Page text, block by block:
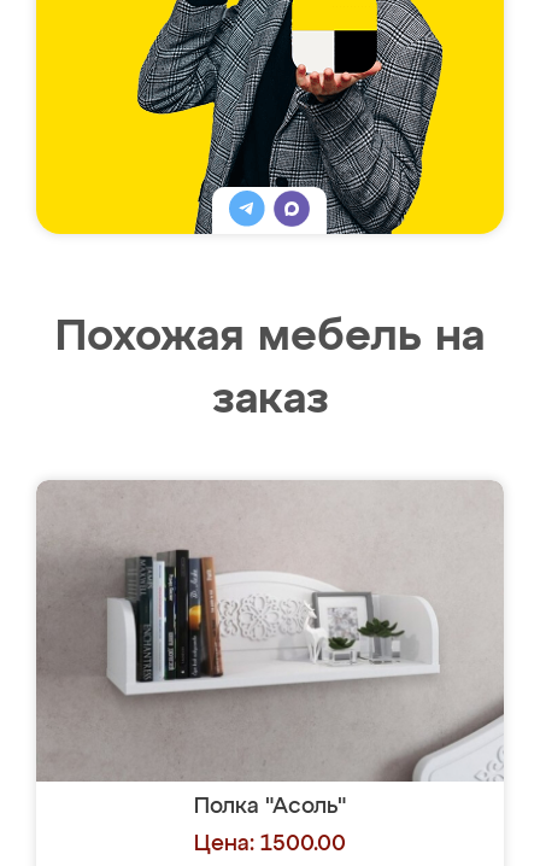
Похожая мебель на
заказ
Полка "Асоль"
Цена: 1500.00